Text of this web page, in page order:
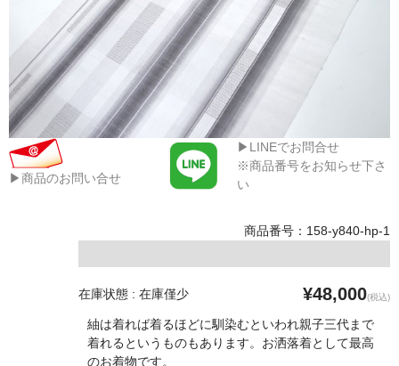
▶商品のお問い合せ
▶LINEでお問合せ
※商品番号をお知らせ下さ
い
商品番号：158-y840-hp-1
在庫状態 : 在庫僅少 ¥48,000(税込)
紬は着れば着るほどに馴染むといわれ親子三代まで
着れるというものもあります。お洒落着として最高
のお着物です。